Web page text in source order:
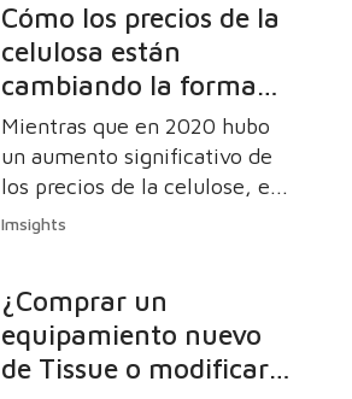
configuraciones actuales de
las rebobinadoras de 3 o 4
rodillos son muy populares en
la industria.
Cómo los precios de la
celulosa están
cambiando la forma
en que los
convertidores de tisú
hacen negocios
Mientras que en 2020 hubo
un aumento significativo de
los precios de la celulose, en
2021 se superó. Los costes
por los incrementos en los
mercados asiático y
norteamericano, del 47% y el
Imsights
¿Comprar un
equipamiento nuevo
de Tissue o modificar